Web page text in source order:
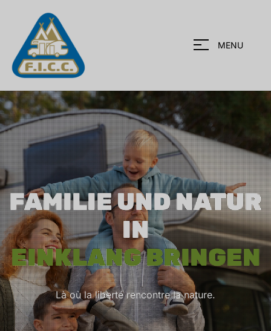
MENU
FAMILIE UND NATUR
IN
EINKLANG BRINGEN
Là où la liberté rencontre la nature.